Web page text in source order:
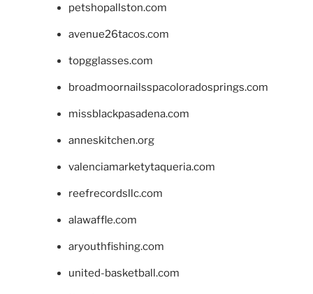
petshopallston.com
avenue26tacos.com
topgglasses.com
broadmoornailsspacoloradosprings.com
missblackpasadena.com
anneskitchen.org
valenciamarketytaqueria.com
reefrecordsllc.com
alawaffle.com
aryouthfishing.com
united-basketball.com